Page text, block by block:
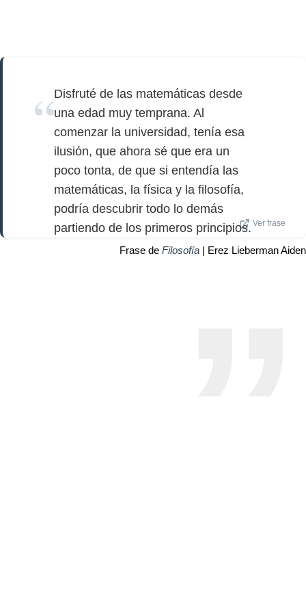
Disfruté de las matemáticas desde
una edad muy temprana. Al
comenzar la universidad, tenía esa
ilusión, que ahora sé que era un
poco tonta, de que si entendía las
matemáticas, la física y la filosofía,
podría descubrir todo lo demás
partiendo de los primeros principios. Ver frase
Frase de Filosofía | Erez Lieberman Aiden